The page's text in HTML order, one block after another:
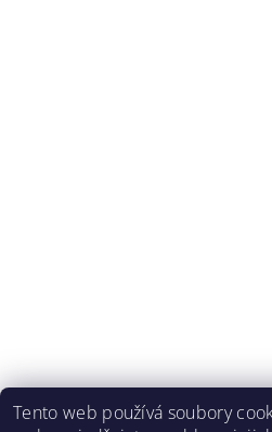
Tento web používá soubory